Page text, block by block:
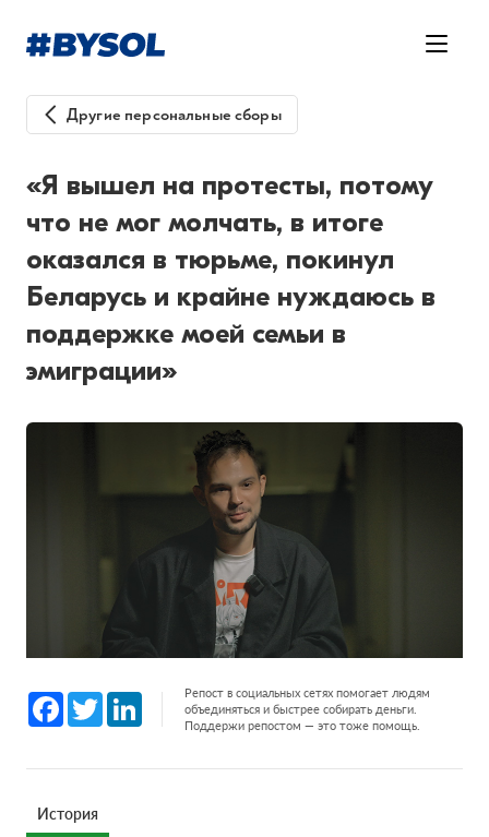
Другие персональные сборы
«Я вышел на протесты, потому
что не мог молчать, в итоге
оказался в тюрьме, покинул
Беларусь и крайне нуждаюсь в
поддержке моей семьи в
эмиграции»
Facebook
Twitter LinkedInРепост в социальных сетях помогает людям
объединяться и быстрее собирать деньги.
Поддержи репостом — это тоже помощь.
История